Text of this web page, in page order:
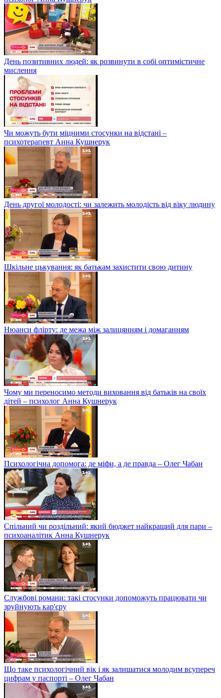
День позитивних людей: як розвинути в собі оптимістичне
мислення
Чи можуть бути міцними стосунки на відстані –
психотерапевт Анна Кушнерук
День другої молодості: чи залежить молодість від віку людину
Шкільне цькування: як батькам захистити свою дитину
Нюанси флірту: де межа між залицянням і домаганням
Чому ми переносимо методи виховання від батьків на своїх
дітей – психолог Анна Кушнерук
Психологічна допомога: де міфи, а де правда – Олег Чабан
Спільний чи роздільний: який бюджет найкращий для пари –
психоаналітик Анна Кушнерук
Службові романи: такі стосунки допоможуть працювати чи
зруйнують кар'єру
Що таке психологічний вік і як залишатися молодим всупереч
цифрам у паспорті – Олег Чабан